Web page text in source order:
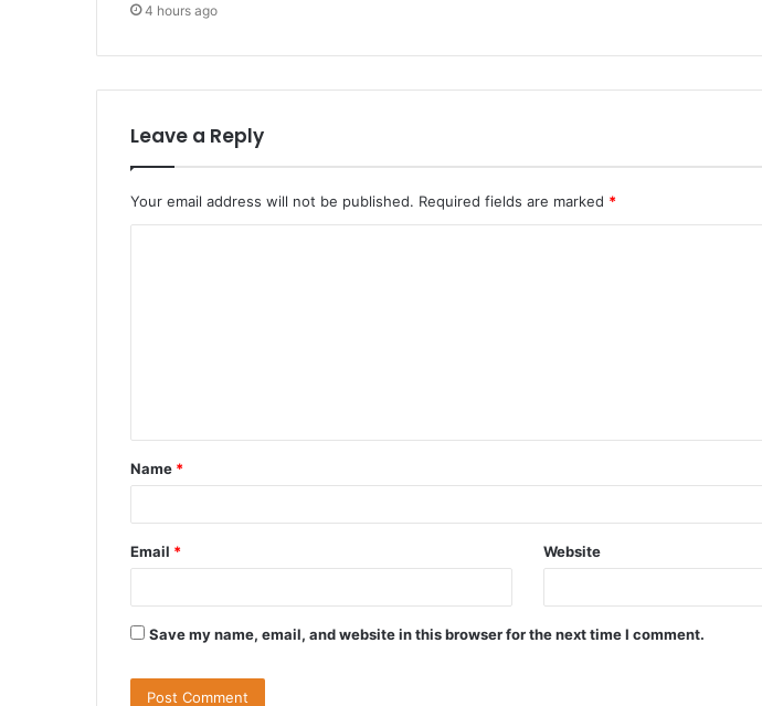
4 hours ago
Leave a Reply
Your email address will not be published. Required fields are marked *
t
*
Name *
Email * Website
Save my name, email, and website in this browser for the next time I comment.